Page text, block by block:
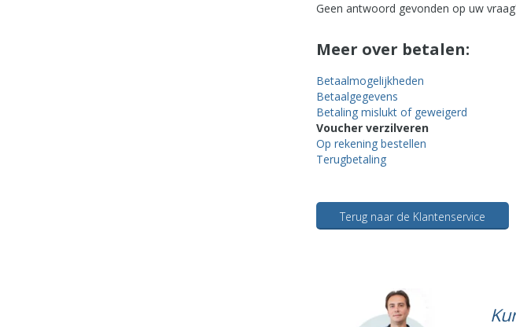
Geen antwoord gevonden op uw
Meer over betalen:
Betaalmogelijkheden
Betaalgegevens
Betaling mislukt of geweigerd
Voucher verzilveren
Op rekening bestellen
Terugbetaling
Terug naar de Klantenservice